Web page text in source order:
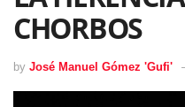
CHORBOS
by José Manuel Gómez 'Gufi'